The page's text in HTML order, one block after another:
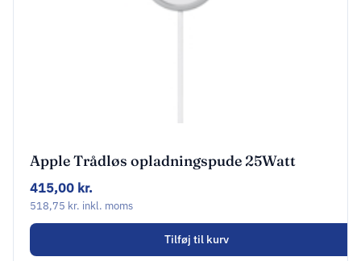
Apple Trådløs opladningspude 25Watt
415,00 kr.
518,75 kr. inkl. moms
Tilføj til kurv